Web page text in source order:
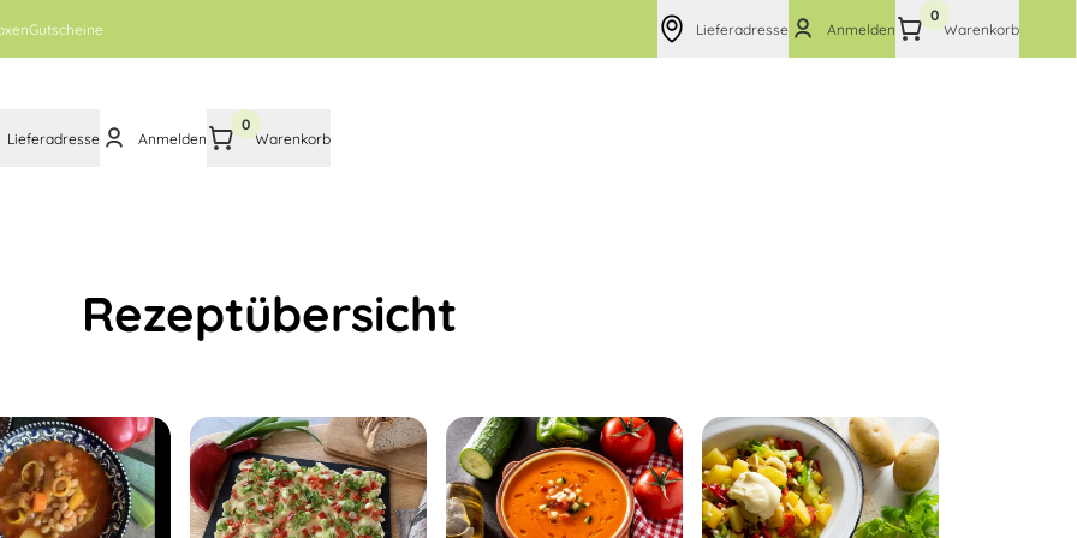
Gutscheine Lieferadresse Anmelden
0
Warenkorb
Lieferadresse Anmelden
0
Warenkorb
Rezeptübersicht